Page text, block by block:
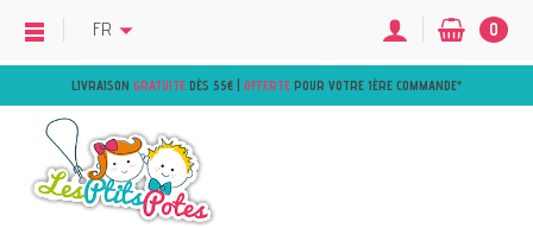
LIVRAISON GRATUITE DÈS 55€ | OFFERTE POUR VOTRE 1ÈRE COMMANDE*
FR 0